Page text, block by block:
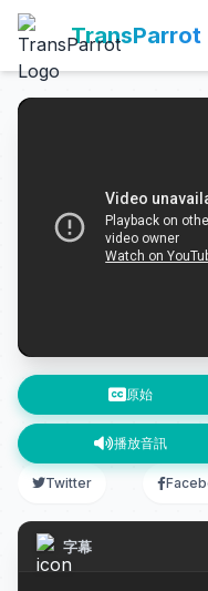
TransParrot
原始
播放音訊
Twitter
字幕